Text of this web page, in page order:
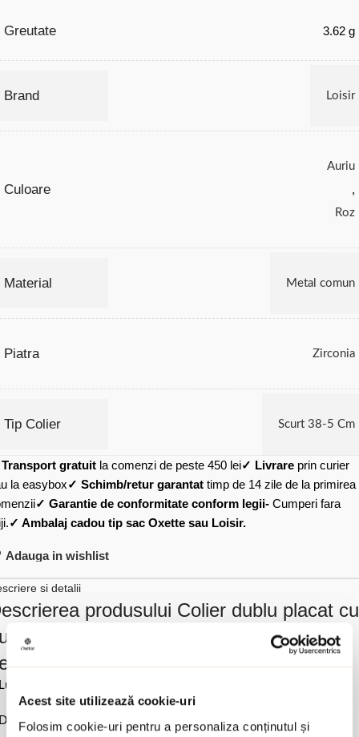
Acest site utilizează cookie-uri
Folosim cookie-uri pentru a personaliza conținutul și
Greutate 3.62 g
Brand Loisir
Culoare
Auriu
,
Roz
Material Metal comun
Piatra Zirconia
Tip Colier Scurt 38-5 Cm
Transport gratuit la comenzi de peste 450 lei✓ Livrare prin curier
la easybox✓ Schimb/retur garantat timp de 14 zile de la primirea
✓ Garantie de conformitate conform legii- Cumperi fara
✓ Ambalaj cadou tip sac Oxette sau Loisir.
Adauga in wishlist
si detalii
produsului Colier dublu placat cu
18K cu pandantiv inima roz Happy
40 & 45 cm la care se adauga 5 cm extensie.
pandantiv 0.5 cm.